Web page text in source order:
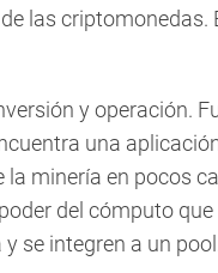
las criptomonedas.
y operación.
una
minería en pocos
del cómputo que
se integren a un